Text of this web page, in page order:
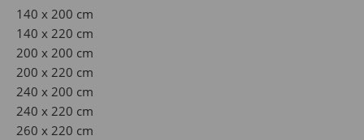
140 x 200 cm
140 x 220 cm
200 x 200 cm
200 x 220 cm
240 x 200 cm
240 x 220 cm
260 x 220 cm